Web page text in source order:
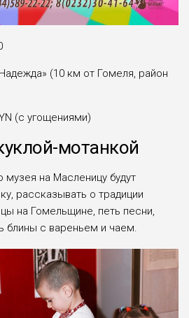
(10 км от Гомеля, район
(с угощениями)
мотанкой
музея на Масленицу будут
рассказывать о традиции
на Гомельщине, петь песни,
блины с вареньем и чаем.